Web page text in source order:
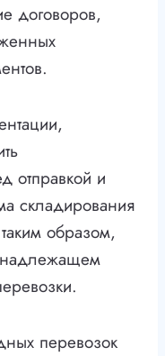
договоров,
отправкой и
складирования
образом,
надлежащем
перевозок